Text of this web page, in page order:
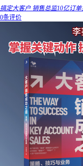
搞定大客户 销售总监10亿订
0条评价